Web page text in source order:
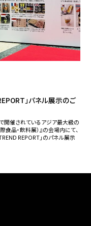
」パネル展示のご
開催されているアジア最大級の
品・飲料展）』の会場内にて、
REPORT」のパネル展示